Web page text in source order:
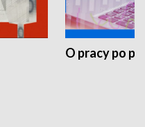
O pracy po